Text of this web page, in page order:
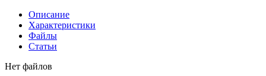
Описание
Характеристики
Файлы
Статьи
Нет файлов